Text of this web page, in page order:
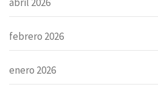
febrero 2026
enero 2026